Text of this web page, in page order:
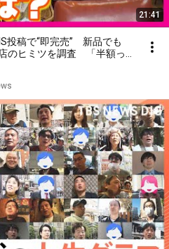
21:41
投稿で“即完売” 新品でも
のヒミツを調査 「半額って
繁盛支える4姉妹の思いは
レNEWS〉